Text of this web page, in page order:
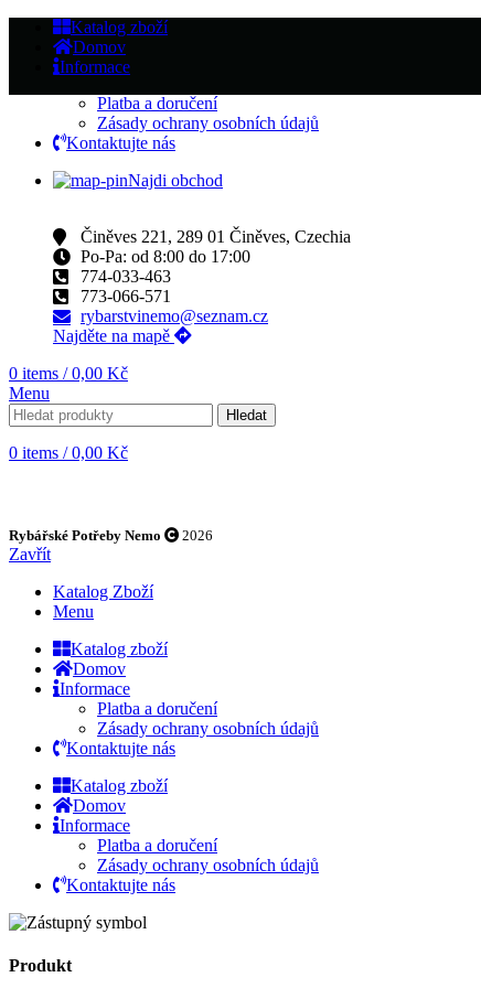
Katalog zboží
Domov
Informace
Platba a doručení
Zásady ochrany osobních údajů
Kontaktujte nás
Najdi obchod
Činěves 221, 289 01 Činěves, Czechia
Po-Pa: od 8:00 do 17:00
774-033-463
773-066-571
rybarstvinemo@seznam.cz
Najděte na mapě
0 items / 0,00 Kč
Menu
Hledat
0 items / 0,00 Kč
Rybářské Potřeby Nemo 2026
Zavřít
Katalog Zboží
Menu
Katalog zboží
Domov
Informace
Platba a doručení
Zásady ochrany osobních údajů
Kontaktujte nás
Katalog zboží
Domov
Informace
Platba a doručení
Zásady ochrany osobních údajů
Kontaktujte nás
Produkt